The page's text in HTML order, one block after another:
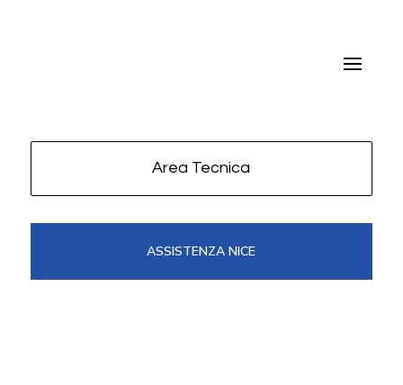
Area Tecnica
ASSISTENZA NICE